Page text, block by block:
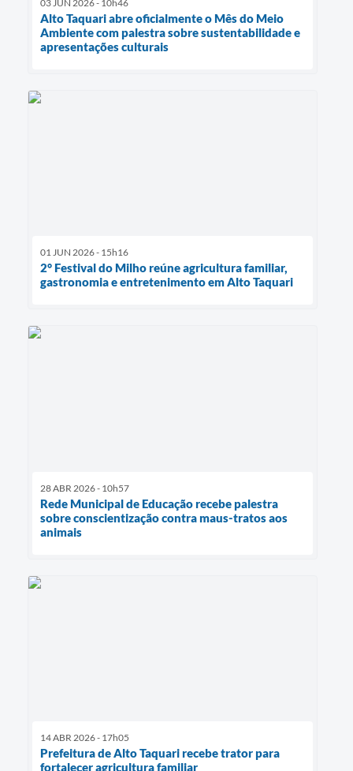
03 JUN 2026 - 10h46
Alto Taquari abre oficialmente o Mês do Meio
Ambiente com palestra sobre sustentabilidade e
apresentações culturais
01 JUN 2026 - 15h16
2° Festival do Milho reúne agricultura familiar,
gastronomia e entretenimento em Alto Taquari
28 ABR 2026 - 10h57
Rede Municipal de Educação recebe palestra
sobre conscientização contra maus-tratos aos
animais
14 ABR 2026 - 17h05
Prefeitura de Alto Taquari recebe trator para
fortalecer agricultura familiar